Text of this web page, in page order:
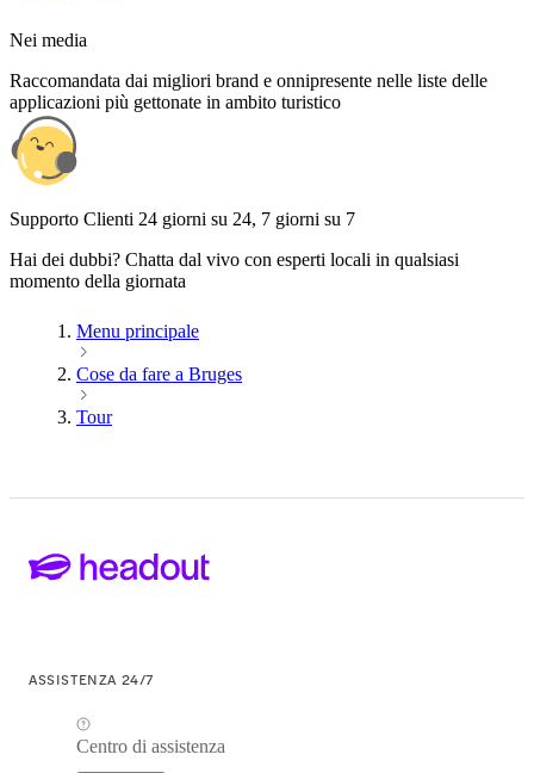
Nei media
Raccomandata dai migliori brand e onnipresente nelle liste delle
applicazioni più gettonate in ambito turistico
Supporto Clienti 24 giorni su 24, 7 giorni su 7
Hai dei dubbi? Chatta dal vivo con esperti locali in qualsiasi
momento della giornata
Menu principale
Cose da fare a Bruges
Tour
ASSISTENZA 24/7
Centro di assistenza